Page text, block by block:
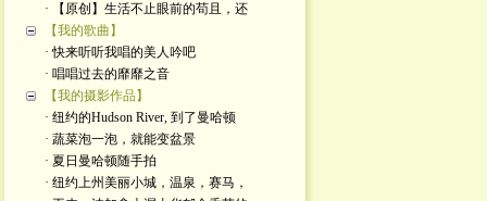
· 【原创】生活不止眼前的苟且，还
【我的歌曲】
· 快来听听我唱的美人吟吧
· 唱唱过去的靡靡之音
【我的摄影作品】
· 纽约的Hudson River, 到了曼哈顿
· 蔬菜泡一泡，就能变盆景
· 夏日曼哈顿随手拍
· 纽约上州美丽小城，温泉，赛马，